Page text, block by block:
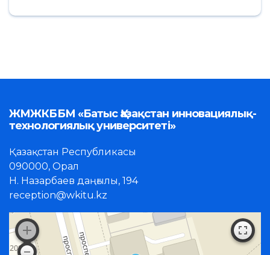
ЖМЖКББМ «Батыс Қазақстан инновациялық-
технологиялық университеті»
Қазақстан Республикасы
090000, Орал
Н. Назарбаев даңғылы, 194
reception@wkitu.kz